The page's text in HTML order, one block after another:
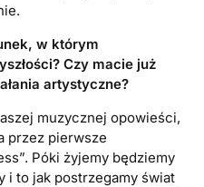
w którym
Czy macie już
artystyczne?
muzycznej opowieści,
przez pierwsze
Póki żyjemy będziemy
i to jak postrzegamy świat